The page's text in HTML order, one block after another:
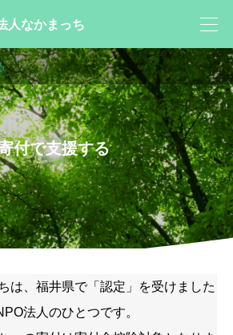
人なかまっち
付で支援する
は、福井県で「認定」を受けました
法人のひとつです。